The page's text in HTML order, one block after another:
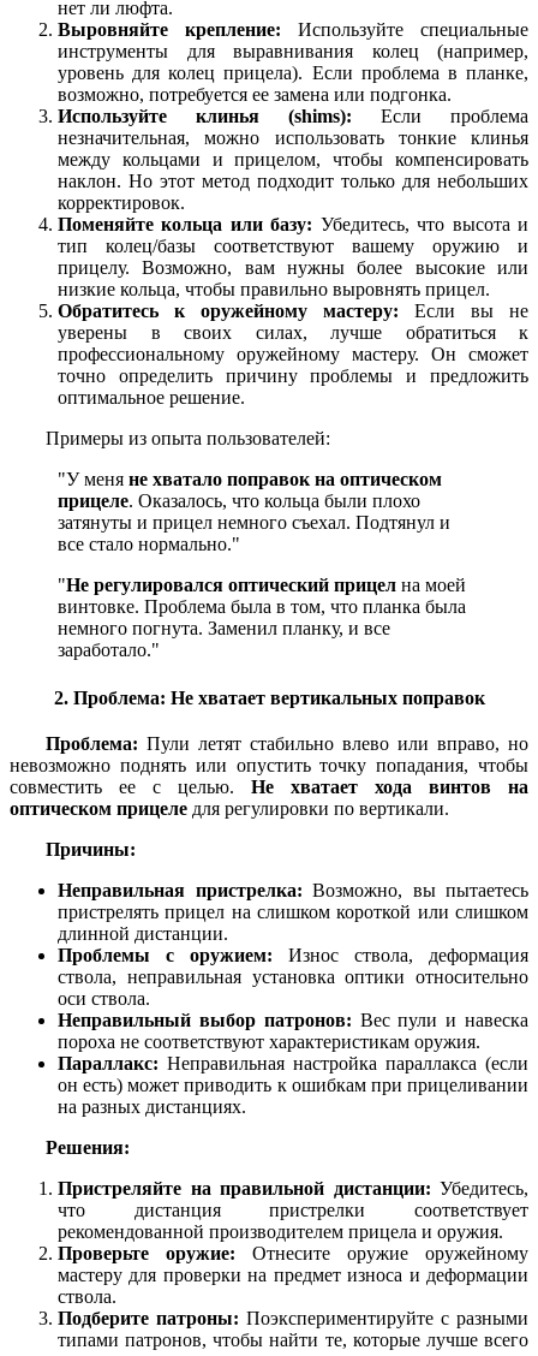
нет ли люфта.
Выровняйте крепление: Используйте специальные
инструменты для выравнивания колец (например,
уровень для колец прицела). Если проблема в планке,
возможно, потребуется ее замена или подгонка.
Используйте клинья (shims): Если проблема
незначительная, можно использовать тонкие клинья
между кольцами и прицелом, чтобы компенсировать
наклон. Но этот метод подходит только для небольших
корректировок.
Поменяйте кольца или базу: Убедитесь, что высота и
тип колец/базы соответствуют вашему оружию и
прицелу. Возможно, вам нужны более высокие или
низкие кольца, чтобы правильно выровнять прицел.
Обратитесь к оружейному мастеру: Если вы не
уверены в своих силах, лучше обратиться к
профессиональному оружейному мастеру. Он сможет
точно определить причину проблемы и предложить
оптимальное решение.
Примеры из опыта пользователей:
"У меня не хватало поправок на оптическом
прицеле. Оказалось, что кольца были плохо
затянуты и прицел немного съехал. Подтянул и
все стало нормально."
"Не регулировался оптический прицел на моей
винтовке. Проблема была в том, что планка была
немного погнута. Заменил планку, и все
заработало."
2. Проблема: Не хватает вертикальных поправок
Проблема: Пули летят стабильно влево или вправо, но
невозможно поднять или опустить точку попадания, чтобы
совместить ее с целью. Не хватает хода винтов на
оптическом прицеле для регулировки по вертикали.
Причины:
Неправильная пристрелка: Возможно, вы пытаетесь
пристрелять прицел на слишком короткой или слишком
длинной дистанции.
Проблемы с оружием: Износ ствола, деформация
ствола, неправильная установка оптики относительно
оси ствола.
Неправильный выбор патронов: Вес пули и навеска
пороха не соответствуют характеристикам оружия.
Параллакс: Неправильная настройка параллакса (если
он есть) может приводить к ошибкам при прицеливании
на разных дистанциях.
Решения:
Пристреляйте на правильной дистанции: Убедитесь,
что дистанция пристрелки соответствует
рекомендованной производителем прицела и оружия.
Проверьте оружие: Отнесите оружие оружейному
мастеру для проверки на предмет износа и деформации
ствола.
Подберите патроны: Поэкспериментируйте с разными
типами патронов, чтобы найти те, которые лучше всего